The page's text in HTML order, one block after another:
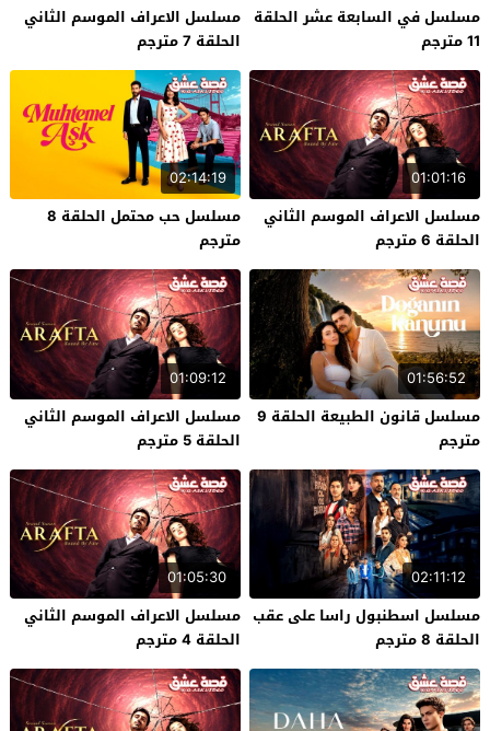
مسلسل في السابعة عشر الحلقة
11 مترجم
مسلسل الاعراف الموسم الثاني
الحلقة 7 مترجم
01:01:16
مسلسل الاعراف الموسم الثاني
الحلقة 6 مترجم
02:14:19
مسلسل حب محتمل الحلقة 8
مترجم
01:56:52
مسلسل قانون الطبيعة الحلقة 9
مترجم
01:09:12
مسلسل الاعراف الموسم الثاني
الحلقة 5 مترجم
02:11:12
مسلسل اسطنبول راسا على عقب
الحلقة 8 مترجم
01:05:30
مسلسل الاعراف الموسم الثاني
الحلقة 4 مترجم